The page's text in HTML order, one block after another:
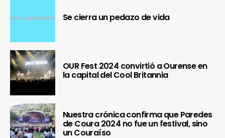
Se cierra un pedazo de vida
OUR Fest 2024 convirtió a Ourense en
la capital del Cool Britannia
Nuestra crónica confirma que Paredes
de Coura 2024 no fue un festival, sino
un Couraíso